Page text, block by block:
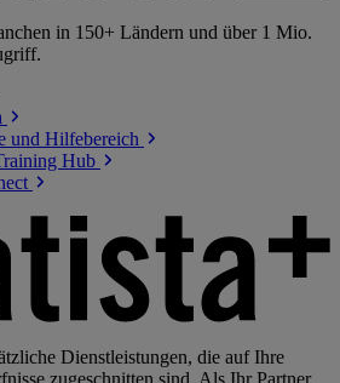
in 150+ Ländern und über 1 Mio.
und Hilfebereich
Hub
Dienstleistungen, die auf Ihre
zugeschnitten sind. Als Ihr Partner